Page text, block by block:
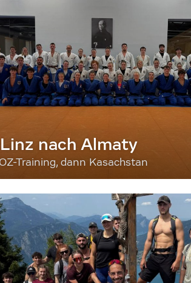
nach Almaty
Training, dann Kasachstan